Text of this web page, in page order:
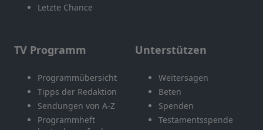
Letzte Chance
TV Programm
Programmübersicht
Tipps der Redaktion
Sendungen von A-Z
Programmheft
Unterstützen
Weitersagen
Beten
Spenden
Testamentsspende